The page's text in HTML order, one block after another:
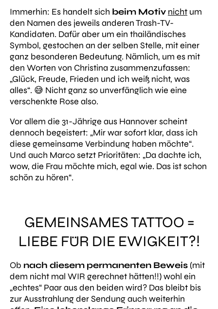
Immerhin: Es handelt sich beim Motiv nicht um
den Namen des jeweils anderen Trash-TV-
Kandidaten. Dafür aber um ein thailändisches
Symbol, gestochen an der selben Stelle, mit einer
ganz besonderen Bedeutung. Nämlich, um es mit
den Worten von Christina zusammenzufassen:
„Glück, Freude, Frieden und ich weiß nicht, was
alles“. 😅 Nicht ganz so unverfänglich wie eine
verschenkte Rose also.
Vor allem die 31-Jährige aus Hannover scheint
dennoch begeistert: „Mir war sofort klar, dass ich
diese gemeinsame Verbindung haben möchte“.
Und auch Marco setzt Prioritäten: „Da dachte ich,
wow, die Frau möchte mich, egal wie. Das ist schon
schön zu hören“.
GEMEINSAMES TATTOO =
LIEBE FÜR DIE EWIGKEIT?!
Ob nach diesem permanenten Beweis (mit
dem nicht mal WIR gerechnet hätten!!) wohl ein
„echtes“ Paar aus den beiden wird? Das bleibt bis
zur Ausstrahlung der Sendung auch weiterhin